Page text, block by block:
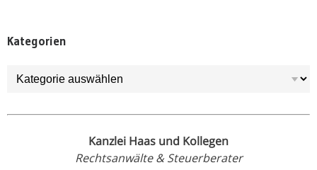
Kategorien
Kategorien
Kanzlei Haas und Kollegen
Rechtsanwälte & Steuerberater